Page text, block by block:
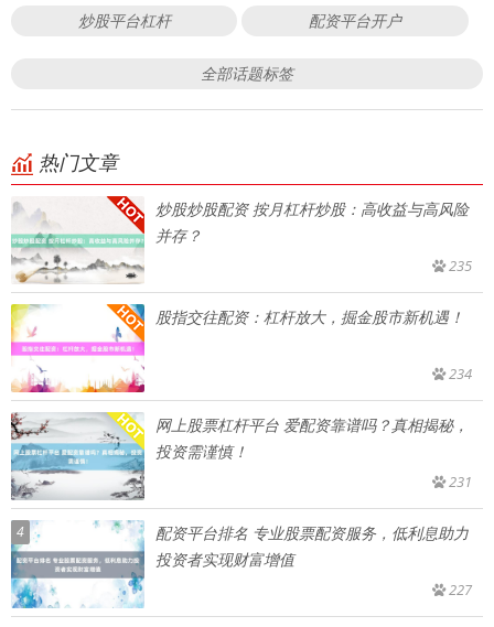
炒股平台杠杆 配资平台开户
全部话题标签
热门文章
炒股炒股配资 按月杠杆炒股：高收益与高风险
并存？
235
股指交往配资：杠杆放大，掘金股市新机遇！
234
网上股票杠杆平台 爱配资靠谱吗？真相揭秘，
投资需谨慎！
231
4
配资平台排名 专业股票配资服务，低利息助力
投资者实现财富增值
227